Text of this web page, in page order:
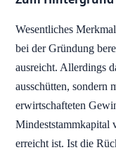
Wesentliches
bei der Gründung
ausreicht. Allerdings
ausschütten, sondern
erwirtschafteten
Mindeststammkapital
erreicht ist. Ist die